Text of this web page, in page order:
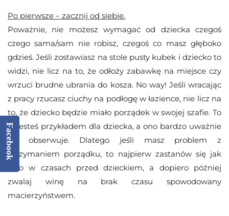
Po pierwsze – zacznij od siebie.
Poważnie, nie możesz wymagać od dziecka czegoś
czego sama/sam nie robisz, czegoś co masz głęboko
gdzieś. Jeśli zostawiasz na stole pusty kubek i dziecko to
widzi, nie licz na to, że odłoży zabawkę na miejsce czy
wrzuci brudne ubrania do kosza. No way! Jeśli wracając
z pracy rzucasz ciuchy na podłogę w łazience, nie licz na
to, że dziecko będzie miało porządek w swojej szafie. To
ty jesteś przykładem dla dziecka, a ono bardzo uważnie
cię obserwuje. Dlatego jeśli masz problem z
utrzymaniem porządku, to najpierw zastanów się jak
było w czasach przed dzieckiem, a dopiero później
zwalaj winę na brak czasu spowodowany
macierzyństwem.
Facebook